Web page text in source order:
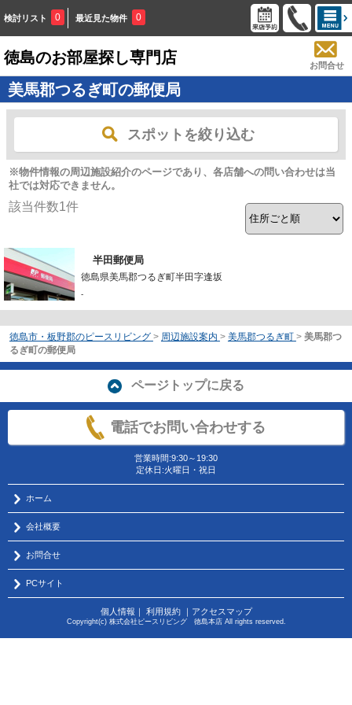
検討リスト 0 最近見た物件 0
徳島のお部屋探し専門店 お問合せ
美馬郡つるぎ町の郵便局
スポットを絞り込む
※物件情報の周辺施設紹介のページであり、各店舗への問い合わせは当
社では対応できません。
該当件数1件
半田郵便局
徳島県美馬郡つるぎ町半田字逢坂
-
徳島市・板野郡のピースリビング > 周辺施設案内 > 美馬郡つるぎ町 > 美馬郡つ
るぎ町の郵便局
ページトップに戻る
電話でお問い合わせする
営業時間:9:30～19:30
定休日:火曜日・祝日
ホーム
会社概要
お問合せ
PCサイト
個人情報 ｜ 利用規約｜ アクセスマップ
Copyright(c) 株式会社ピースリビング 徳島本店 All rights reserved.